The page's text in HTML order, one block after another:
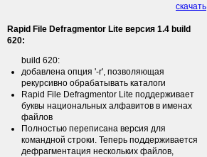
скачать
Rapid File Defragmentor Lite версия 1.4 build
620:
build 620:
добавлена опция '-r', позволяющая
рекурсивно обрабатывать каталоги
Rapid File Defragmentor Lite поддерживает
буквы национальных алфавитов в именах
файлов
Полностью переписана версия для
командной строки. Теперь поддерживается
дефрагментация нескольких файлов,